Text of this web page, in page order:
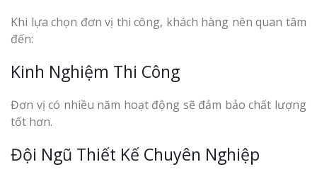
Khi lựa chọn đơn vị thi công, khách hàng nên quan tâm
đến:
Kinh Nghiệm Thi Công
Đơn vị có nhiều năm hoạt động sẽ đảm bảo chất lượng
tốt hơn.
Đội Ngũ Thiết Kế Chuyên Nghiệp